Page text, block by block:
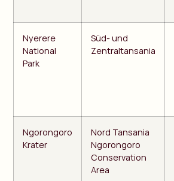
Nyerere
National
Park
Süd- und
Zentraltansania
Ngorongoro
Krater
Nord Tansania
Ngorongoro
Conservation
Area